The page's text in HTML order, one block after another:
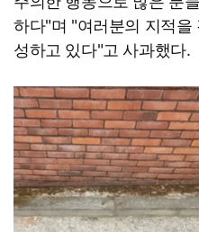
하다"며 "여러분의 지적을
성하고 있다"고 사과했다.